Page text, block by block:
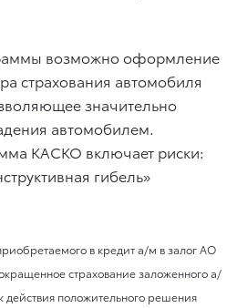
возможно оформление
страхования автомобиля
значительно
автомобилем.
КАСКО включает риски:
гибель»
в кредит а/м в залог АО
страхование заложенного а/
положительного решения